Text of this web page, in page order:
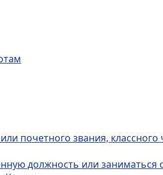
почетного звания,
должность или заниматься